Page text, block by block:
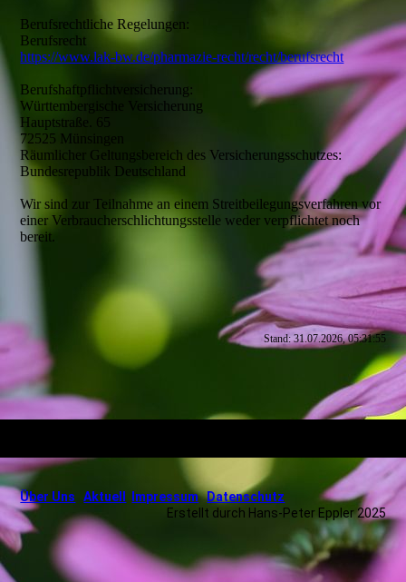
Berufsrechtliche Regelungen:
Berufsrecht
https://www.lak-bw.de/pharmazie-recht/recht/berufsrecht
Berufshaftpflichtversicherung:
Württembergische Versicherung
Hauptstraße. 65
72525 Münsingen
Räumlicher Geltungsbereich des Versicherungsschutzes:
Bundesrepublik Deutschland
Wir sind zur Teilnahme an einem Streitbeilegungsverfahren vor
einer Verbraucherschlichtungsstelle weder verpflichtet noch
bereit.
Stand: 31.07.2026, 05:31:55
Über Uns Aktuell Impressum Datenschutz
Erstellt durch Hans-Peter Eppler 2025